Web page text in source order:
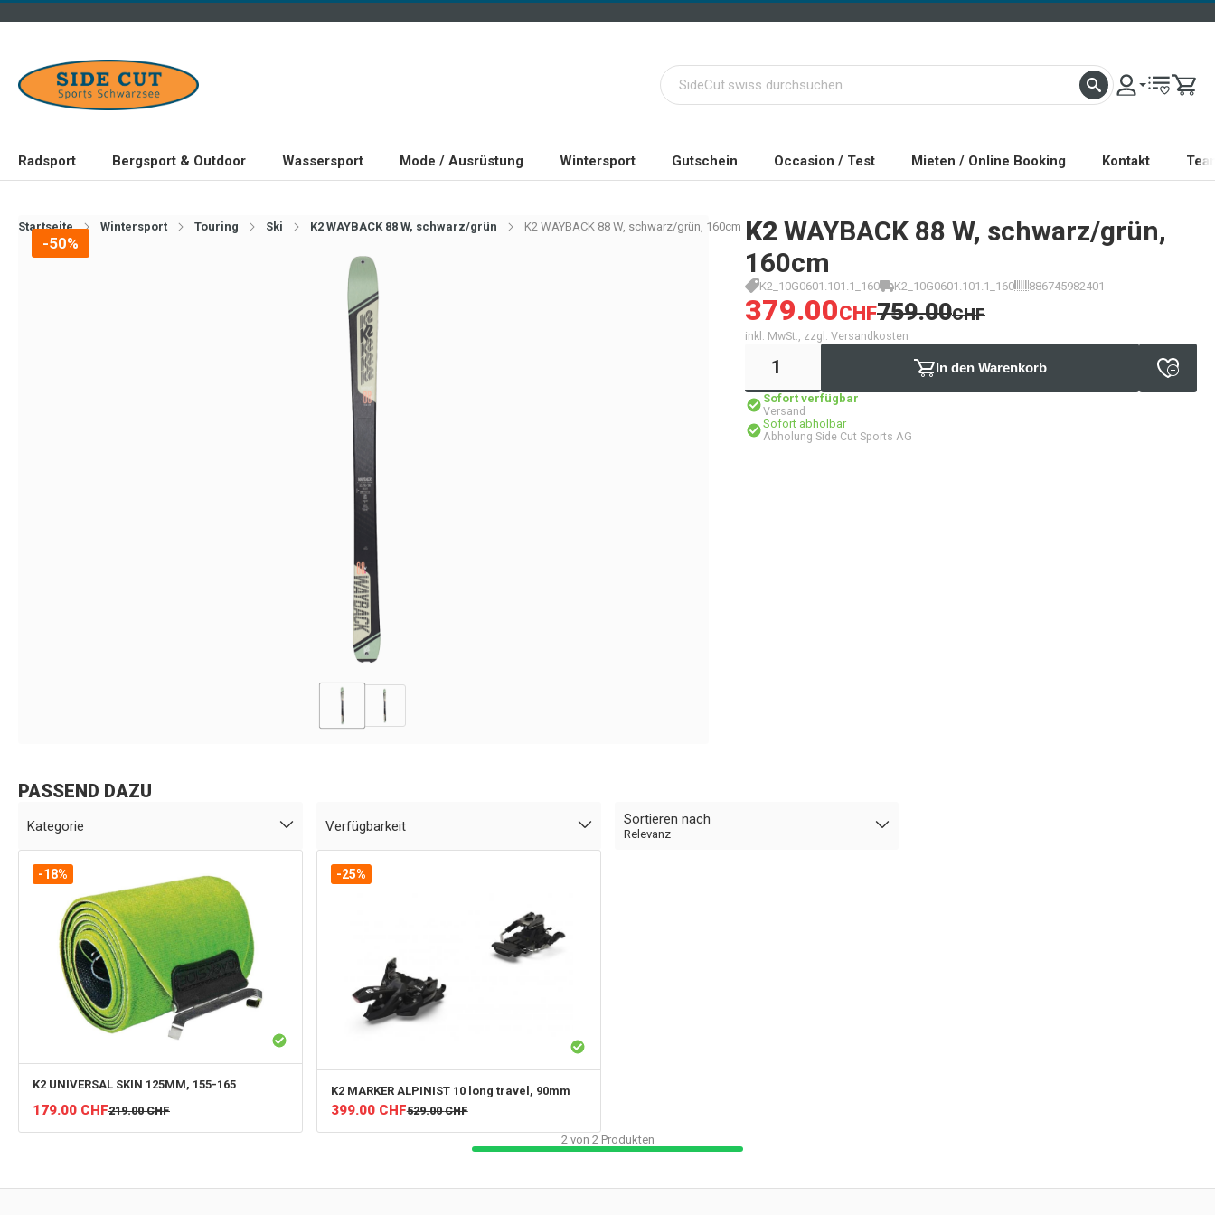
Radsport Bergsport & Outdoor Wassersport Mode / Ausrüstung Wintersport Gutschein Occasion / Test Mieten / Online Booking Kontakt
Startseite Wintersport Touring Ski K2 WAYBACK 88 W, schwarz/grün K2 WAYBACK 88 W, schwarz/grün, 160cm
-50% K2 WAYBACK 88 W, schwarz/grün,
160cm
K2_10G0601.101.1_160 K2_10G0601.101.1_160 886745982401
379.00CHF759.00CHF
inkl. MwSt., zzgl. Versandkosten
In den Warenkorb
Sofort verfügbar
Versand
Sofort abholbar
Abholung Side Cut Sports AG
PASSEND DAZU
Kategorie Verfügbarkeit Sortieren nach
Relevanz
-18%
K2 UNIVERSAL SKIN 125MM, 155-165
179.00 CHF219.00 CHF
-25%
K2 MARKER ALPINIST 10 long travel, 90mm
399.00 CHF529.00 CHF
2 von 2 Produkten